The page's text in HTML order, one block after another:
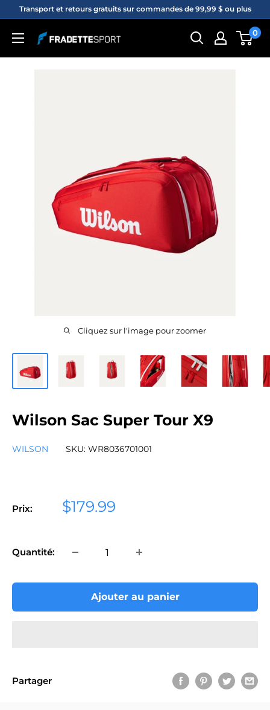
Passer
contenu
Transport et retours gratuits sur commandes de 99,99 $ ou plus
Fradette
sport
0
Cliquez sur l'image pour zoomer
Wilson Sac Super Tour X9
WILSON SKU: WR8036701001
Prix:
Prix
$179.99
Quantité:
Ajouter au panier
Partager